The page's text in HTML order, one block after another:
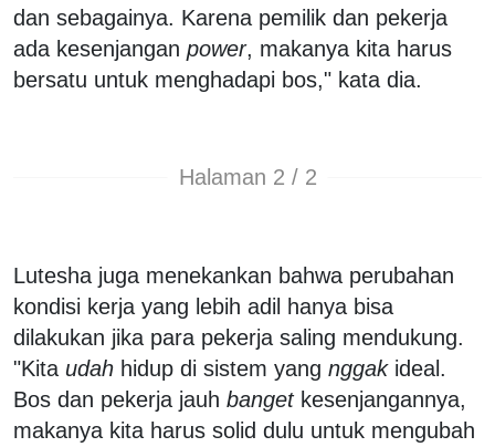
dan sebagainya. Karena pemilik dan pekerja
ada kesenjangan power, makanya kita harus
bersatu untuk menghadapi bos," kata dia.
Halaman 2 / 2
Lutesha juga menekankan bahwa perubahan
kondisi kerja yang lebih adil hanya bisa
dilakukan jika para pekerja saling mendukung.
"Kita udah hidup di sistem yang nggakideal.
Bos dan pekerja jauh bangetkesenjangannya,
makanya kita harus solid dulu untuk mengubah